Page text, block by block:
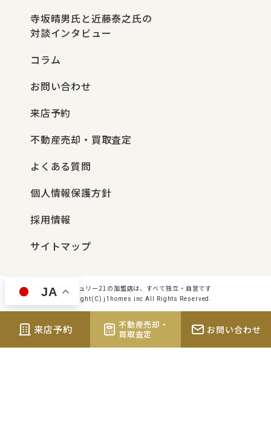
寺坂晴男氏と近藤泰之氏の
対談インタビュー
コラム
お問い合わせ
来店予約
不動産売却・買取査定
よくある質問
個人情報保護方針
採用情報
サイトマップ
センチュリー21の加盟店は、すべて独立・自営です
Copyright(C) j1homes inc All Rights Reserved.
来店予約
不動産売却・
買取査定
お問い合わせ
JA